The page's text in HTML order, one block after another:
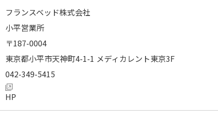
フランスベッド株式会社
小平営業所
187-0004
東京都小平市天神町4-1-1 メディカレント東京3F
042-349-5415